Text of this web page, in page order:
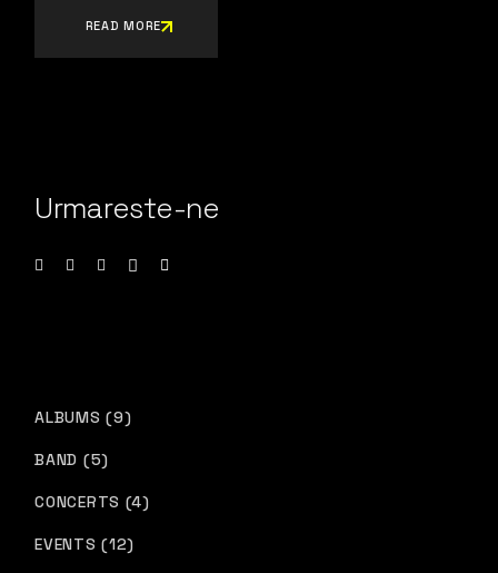
READ MORE
Urmareste-ne
ALBUMS 99
PRODUCTS
BAND
55
PRODUCTS
CONCERTS
44
PRODUCTS
EVENTS
1212
PRODUCTS